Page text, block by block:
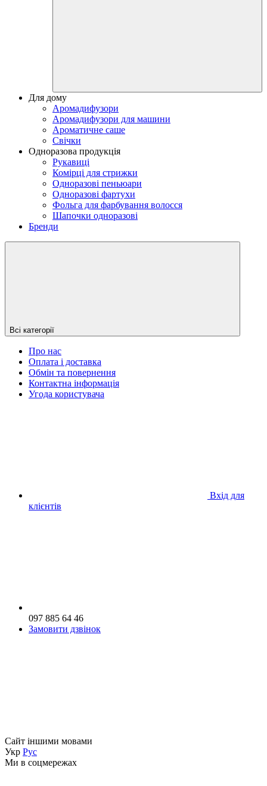
Для дому
Аромадифузори
Аромадифузори для машини
Ароматичне саше
Свічки
Одноразова продукція
Рукавиці
Комірці для стрижки
Одноразові пеньюари
Одноразові фартухи
Фольга для фарбування волосся
Шапочки одноразові
Бренди
Всі категорії
Про нас
Оплата і доставка
Обмін та повернення
Контактна інформація
Угода користувача
Вхід для
клієнтів
097 885 64 46
Замовити дзвінок
Сайт іншими мовами
Укр Рус
Ми в соцмережах